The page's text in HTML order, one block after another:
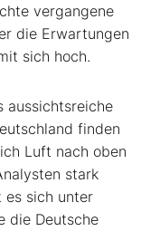
vergangene
die Erwartungen
sich hoch.
aussichtsreiche
finden
Luft nach oben
stark
es sich unter
die Deutsche